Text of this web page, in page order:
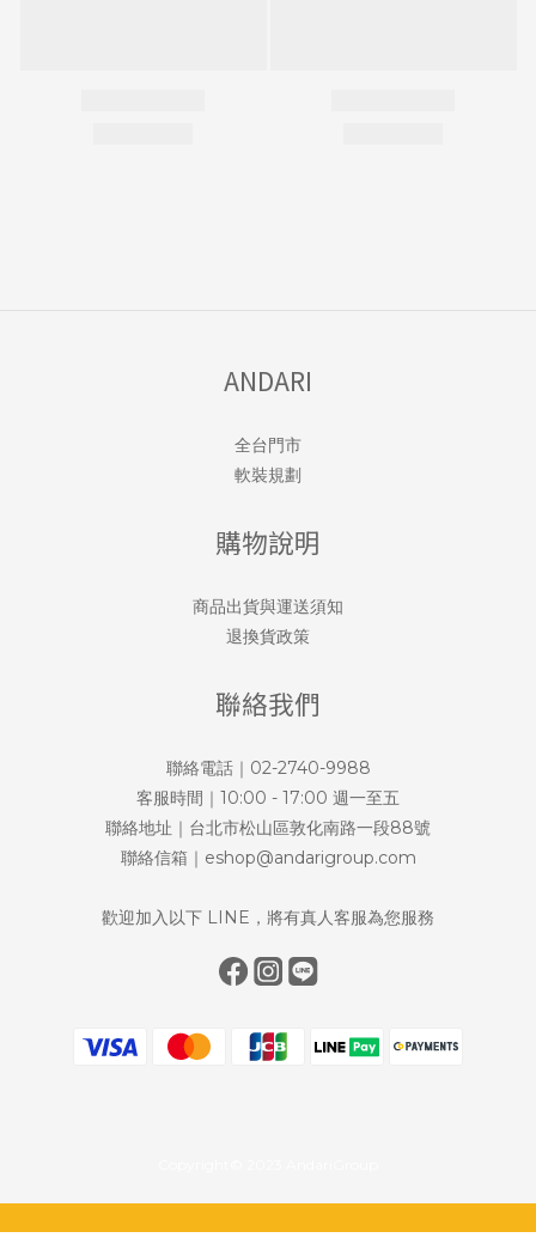
ANDARI
全台門市
軟裝規劃
購物說明
商品出貨與運送須知
退換貨政策
聯絡我們
聯絡電話｜02-2740-9988
客服時間｜10:00 - 17:00 週一至五
聯絡地址｜台北市松山區敦化南路一段88號
聯絡信箱｜eshop@andarigroup.com
歡迎加入以下 LINE，將有真人客服為您服務